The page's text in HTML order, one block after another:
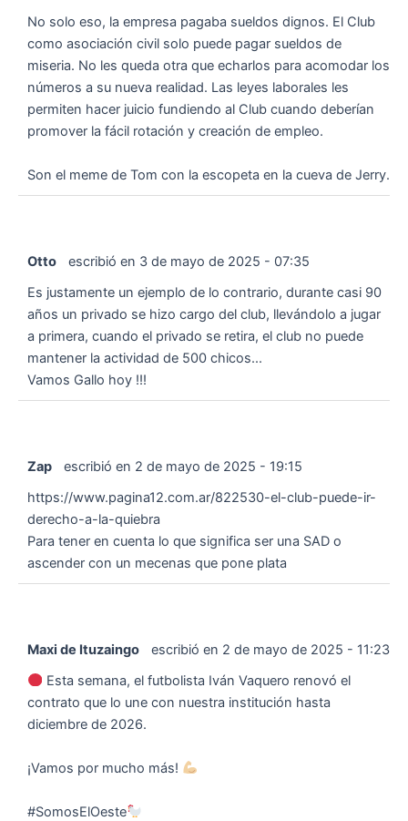
No solo eso, la empresa pagaba sueldos dignos. El Club
como asociación civil solo puede pagar sueldos de
miseria. No les queda otra que echarlos para acomodar los
números a su nueva realidad. Las leyes laborales les
permiten hacer juicio fundiendo al Club cuando deberían
promover la fácil rotación y creación de empleo.
Son el meme de Tom con la escopeta en la cueva de Jerry.
Otto escribió en 3 de mayo de 2025 - 07:35
Es justamente un ejemplo de lo contrario, durante casi 90
años un privado se hizo cargo del club, llevándolo a jugar
a primera, cuando el privado se retira, el club no puede
mantener la actividad de 500 chicos...
Vamos Gallo hoy !!!
Zap escribió en 2 de mayo de 2025 - 19:15
https://www.pagina12.com.ar/822530-el-club-puede-ir-
derecho-a-la-quiebra
Para tener en cuenta lo que significa ser una SAD o
ascender con un mecenas que pone plata
Maxi de Ituzaingo escribió en 2 de mayo de 2025 - 11:23
Esta semana, el futbolista Iván Vaquero renovó el
contrato que lo une con nuestra institución hasta
diciembre de 2026.
¡Vamos por mucho más!
#SomosElOeste